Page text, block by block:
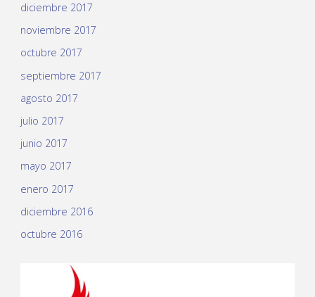
diciembre 2017
noviembre 2017
octubre 2017
septiembre 2017
agosto 2017
julio 2017
junio 2017
mayo 2017
enero 2017
diciembre 2016
octubre 2016